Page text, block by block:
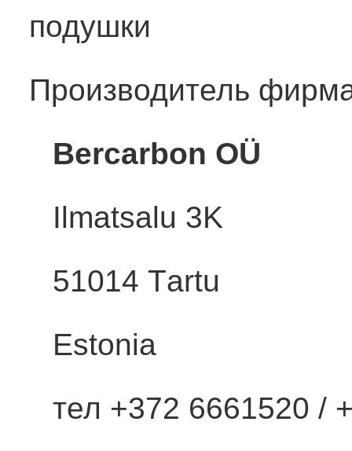
подушки
Производитель
Bercarbon OÜ
Ilmatsalu 3K
51014 Тartu
Estonia
тел +372 6661520 /